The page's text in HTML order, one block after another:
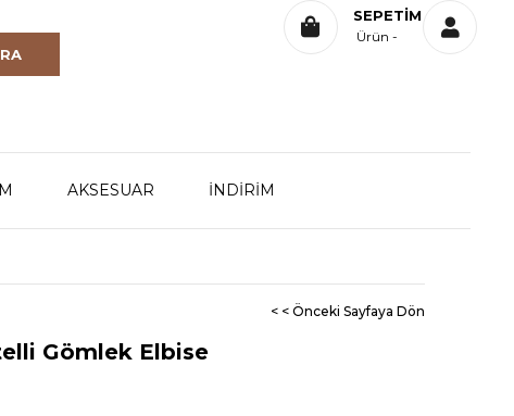
SEPETIM
Ürün
AKSESUAR İNDİRİM
< < Önceki Sayfaya Dön
Gömlek Elbise